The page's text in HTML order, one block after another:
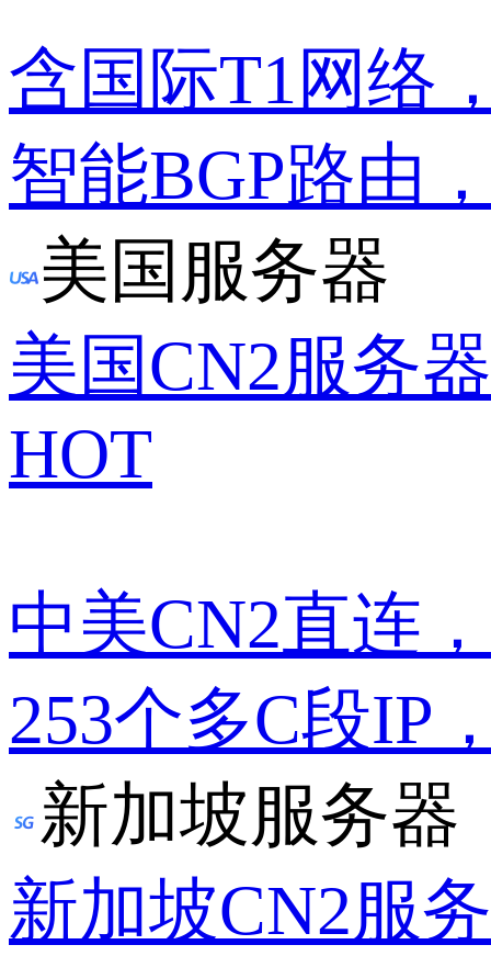
含国际T1网络
智能BGP路由
美国服务器
美国CN2服务器
HOT
中美CN2直连
253个多C段IP
新加坡服务器
新加坡CN2服